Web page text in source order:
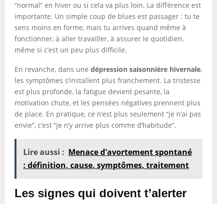
“normal” en hiver ou si cela va plus loin. La différence est
importante. Un simple coup de blues est passager : tu te
sens moins en forme, mais tu arrives quand même à
fonctionner, à aller travailler, à assurer le quotidien,
même si c’est un peu plus difficile.
En revanche, dans une dépression saisonnière hivernale,
les symptômes s’installent plus franchement. La tristesse
est plus profonde, la fatigue devient pesante, la
motivation chute, et les pensées négatives prennent plus
de place. En pratique, ce n’est plus seulement “je n’ai pas
envie”, c’est “je n’y arrive plus comme d’habitude”.
Lire aussi : Menace d'avortement spontané
: définition, cause, symptômes, traitement
Les signes qui doivent t’alerter